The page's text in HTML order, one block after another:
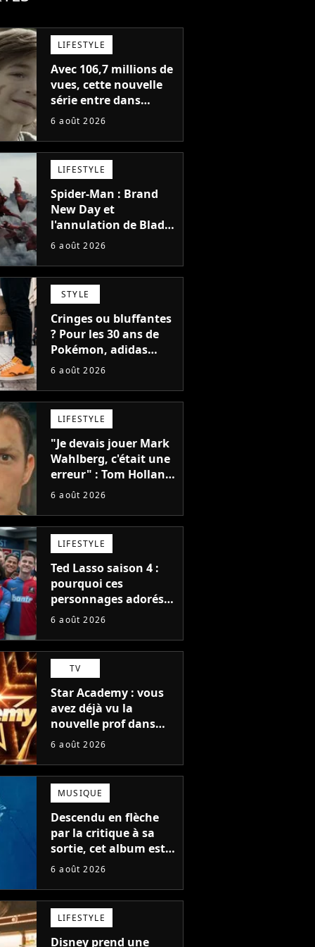
LIFESTYLE
Avec 106,7 millions de
vues, cette nouvelle
série entre dans
l'histoire de Netflix en
6 août 2026
LIFESTYLE
Spider-Man : Brand
New Day et
l'annulation de Blade
montrent que Marvel
faire quoi que ce soit
de simple
6 août 2026
STYLE
Cringes ou bluffantes
? Pour les 30 ans de
Pokémon, adidas
dévoile une énorme
et je ne sais pas quoi
en penser
6 août 2026
LIFESTYLE
"Je devais jouer Mark
Wahlberg, c'était une
erreur" : Tom Holland,
la star de Spider-Man,
blockbuster
6 août 2026
LIFESTYLE
Ted Lasso saison 4 :
pourquoi ces
personnages adorés
des fans ne sont pas
6 août 2026
TV
Star Academy : vous
avez déjà vu la
nouvelle prof dans
The Voice et aux
6 août 2026
MUSIQUE
Descendu en flèche
par la critique à sa
sortie, cet album est
en train de devenir le
auteur
6 août 2026
LIFESTYLE
Disney prend une